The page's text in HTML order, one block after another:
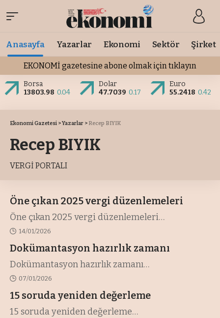
Anasayfa Yazarlar Ekonomi Sektör Şirket
EKONOMİ gazetesine abone olmak için tıklayın
Borsa
13803.98 0.04
Dolar
47.7039 0.17
Euro
55.2418 0.42
Ekonomi Gazetesi >Yazarlar > Recep BIYIK
Recep BIYIK
VERGİ PORTALI
Öne çıkan 2025 vergi düzenlemeleri
Öne çıkan 2025 vergi düzenlemeleri…
14/01/2026
Dokümantasyon hazırlık zamanı
Dokümantasyon hazırlık zamanı…
07/01/2026
15 soruda yeniden değerleme
15 soruda yeniden değerleme…